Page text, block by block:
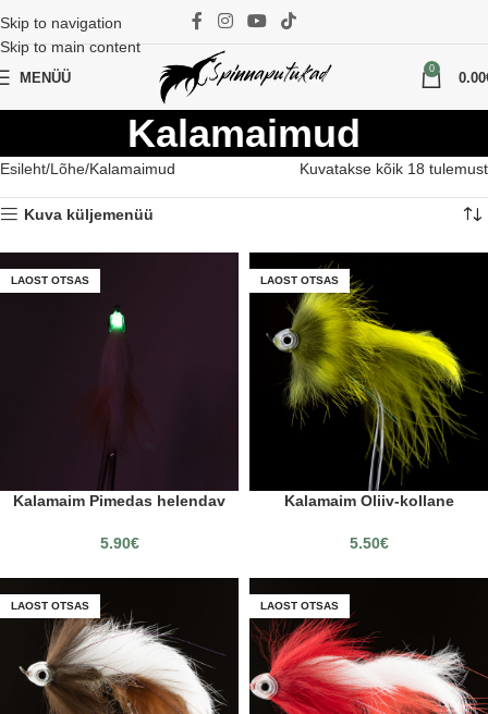
Skip to navigation
Skip to main content
MENÜÜ
0
0.00
Kalamaimud
Esileht Lõhe Kalamaimud Kuvatakse kõik 18 tulemust
Kuva küljemenüü
LAOST OTSAS
Kalamaim Pimedas helendav
5.90€
LAOST OTSAS
Kalamaim Oliiv-kollane
5.50€
LAOST OTSAS LAOST OTSAS